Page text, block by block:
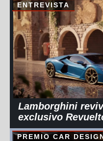
ENTREVISTA
Lamborghini
exclusivo
PREMIO CAR